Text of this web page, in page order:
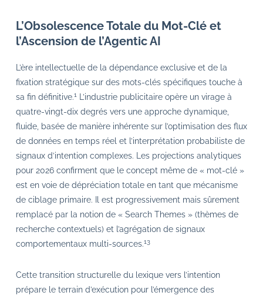
L’Obsolescence Totale du Mot-Clé et
l’Ascension de l’Agentic AI
L’ère intellectuelle de la dépendance exclusive et de la
fixation stratégique sur des mots-clés spécifiques touche à
sa fin définitive.1L’industrie publicitaire opère un virage à
quatre-vingt-dix degrés vers une approche dynamique,
fluide, basée de manière inhérente sur l’optimisation des flux
de données en temps réel et l’interprétation probabiliste de
signaux d’intention complexes. Les projections analytiques
pour 2026 confirment que le concept même de « mot-clé »
est en voie de dépréciation totale en tant que mécanisme
de ciblage primaire. Il est progressivement mais sûrement
remplacé par la notion de « Search Themes » (thèmes de
recherche contextuels) et l’agrégation de signaux
comportementaux multi-sources.13
Cette transition structurelle du lexique vers l’intention
prépare le terrain d’exécution pour l’émergence des